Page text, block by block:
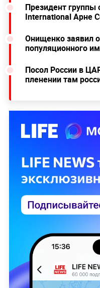
Президент группы
International Арне
Онищенко заявил
популяционного
Посол России в
пленении там